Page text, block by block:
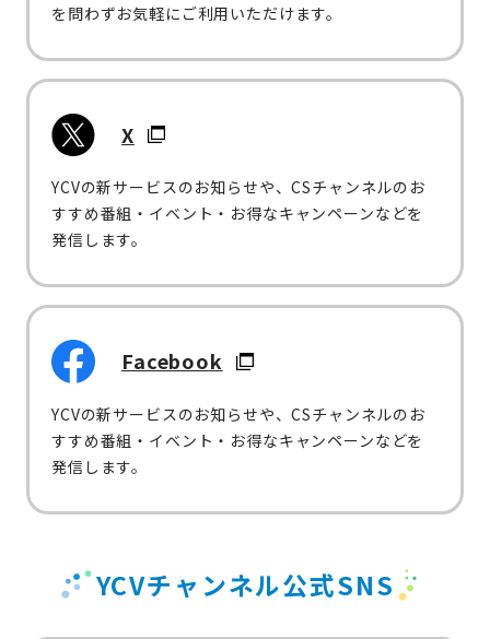
を問わずお気軽にご利用いただけます。
X
YCVの新サービスのお知らせや、CSチャンネルのお
すすめ番組・イベント・お得なキャンペーンなどを
発信します。
Facebook
YCVの新サービスのお知らせや、CSチャンネルのお
すすめ番組・イベント・お得なキャンペーンなどを
発信します。
YCVチャンネル公式SNS